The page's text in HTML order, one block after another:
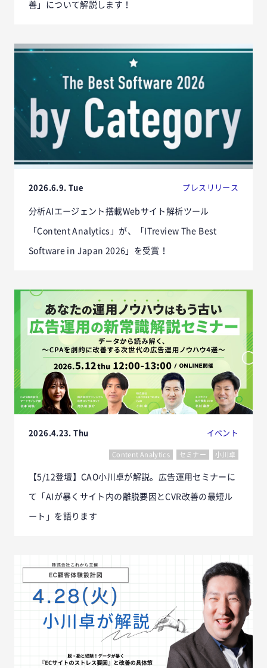
善」について解説します！
2026.6.9. Tue プレスリリース
分析AIエージェント搭載Webサイト解析ツール
「Content Analytics」が、「ITreview The Best
Software in Japan 2026」を受賞！
2026.4.23. Thu イベント
Content Analytics セミナー 小川卓
【5/12登壇】CAO小川卓が解説。広告運用セミナーに
て「AIが暴くサイト内の離脱要因とCVR改善の最短ル
ート」を語ります